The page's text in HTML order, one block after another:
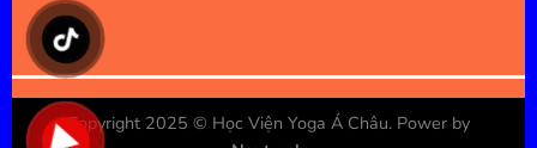
Copyright 2025 © Học Viện Yoga Á Châu. Power by